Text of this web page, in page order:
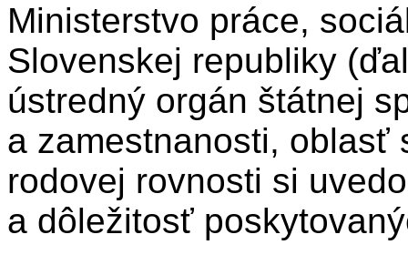
Ministerstvo práce,
Slovenskej republiky
ústredný orgán štátnej
a zamestnanosti, oblasť
rodovej rovnosti si
a dôležitosť